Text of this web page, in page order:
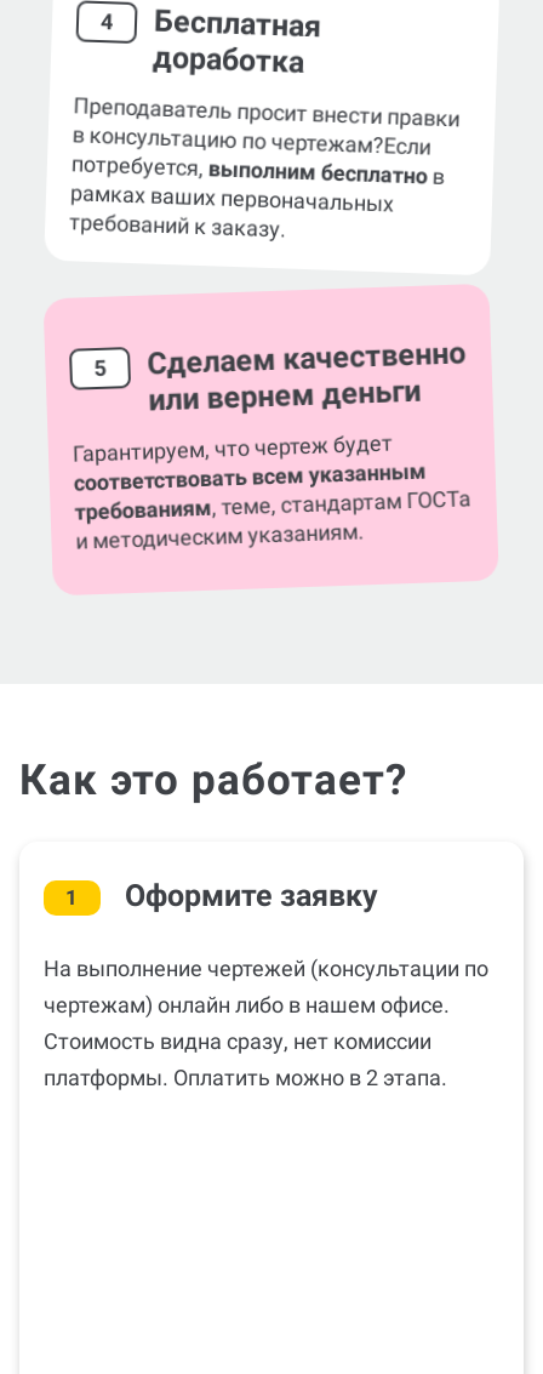
Бесплатная
доработка
Преподаватель просит внести правки
в консультацию по чертежам?Если
потребуется, выполним бесплатно
Сделаем качественно
или вернем деньги
Гарантируем, что чертеж будет
соответствовать всем указанным
, теме, стандартам ГОСТа
и методическим указаниям.
Оформите заявку
На выполнение чертежей (консультации по
чертежам) онлайн либо в нашем офисе.
Стоимость видна сразу, нет комиссии